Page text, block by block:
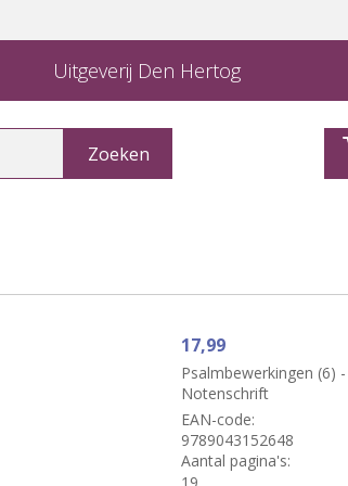
Uitgeverij Den Hertog
17,99
Psalmbewerkingen (6) -
Notenschrift
EAN-code:
9789043152648
Aantal pagina's: